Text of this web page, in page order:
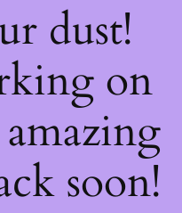
dust!
on
soon!